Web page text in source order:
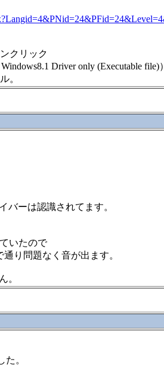
クリック
Driver only (Executable
。
バーは認識されてます。
いたので
り問題なく音が出ます。
。
た。